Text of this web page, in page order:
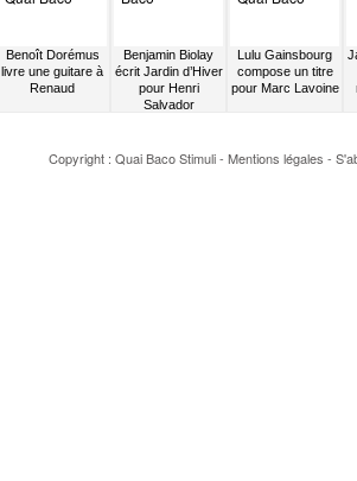
Benoît Dorémus
livre une guitare à
Renaud
Benjamin Biolay
écrit Jardin d’Hiver
pour Henri
Salvador
Lulu Gainsbourg
compose un titre
pour Marc Lavoine
Copyright : Quai BacoStimuli- Mentions légales -